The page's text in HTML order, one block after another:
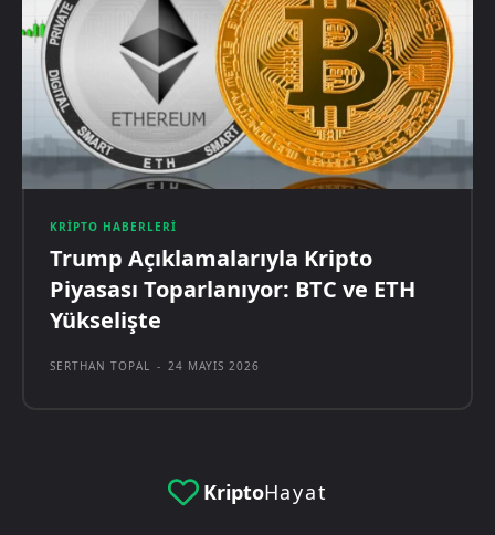
KRIPTO HABERLERI
Trump Açıklamalarıyla Kripto
Piyasası Toparlanıyor: BTC ve ETH
Yükselişte
SERTHAN TOPAL - 24 MAYIS 2026
KriptoHayat